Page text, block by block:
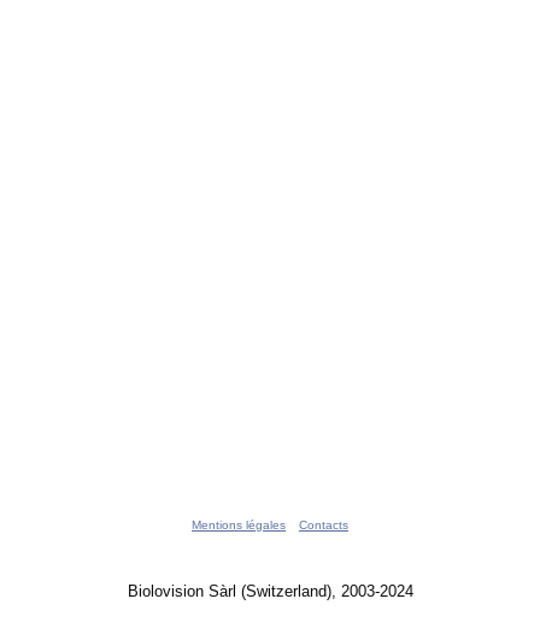
Mentions légales Contacts
Biolovision Sàrl (Switzerland), 2003-2024